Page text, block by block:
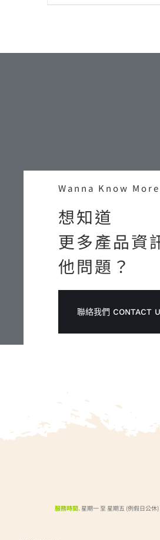
Wanna Know
想知道
更多產品資
他問題？
聯絡我們 CONTACT
服務時間. 星期一 至 星期五 (例假日公休